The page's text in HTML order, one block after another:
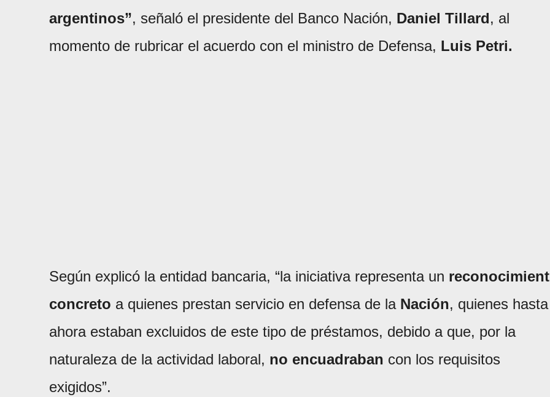
argentinos”, señaló el presidente del Banco Nación, Daniel Tillard, al
momento de rubricar el acuerdo con el ministro de Defensa, Luis Petri.
Según explicó la entidad bancaria, “la iniciativa representa un
concreto a quienes prestan servicio en defensa de la Nación, quienes hasta
ahora estaban excluidos de este tipo de préstamos, debido a que, por la
naturaleza de la actividad laboral, no encuadraban con los requisitos
exigidos”.